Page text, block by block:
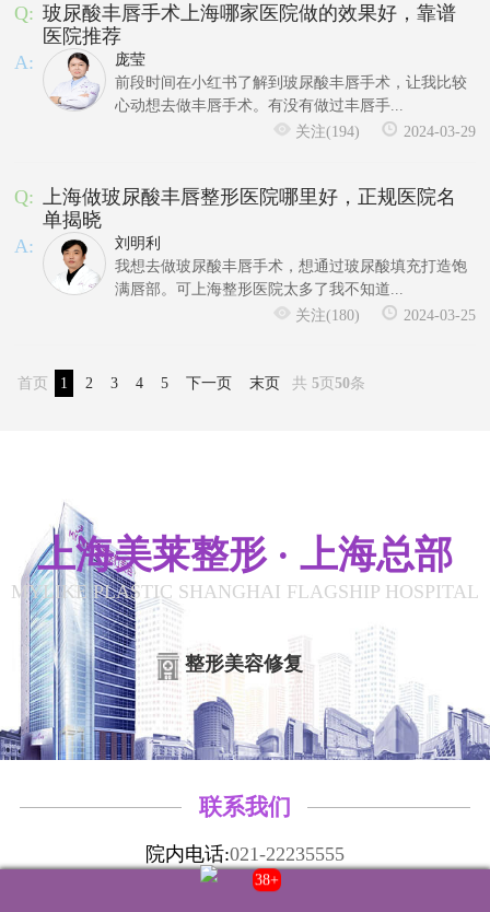
Q: 玻尿酸丰唇手术上海哪家医院做的效果好，靠谱
医院推荐
A:
庞莹
前段时间在小红书了解到玻尿酸丰唇手术，让我比较
心动想去做丰唇手术。有没有做过丰唇手...
关注(194)
2024-03-29
Q:
上海做玻尿酸丰唇整形医院哪里好，正规医院名
单揭晓
A:
刘明利
我想去做玻尿酸丰唇手术，想通过玻尿酸填充打造饱
满唇部。可上海整形医院太多了我不知道...
关注(180)
2024-03-25
首页 1 2 3 4 5 下一页 末页 共5页50条
上海美莱整形 · 上海总部
MYLIKE PLASTIC SHANGHAI FLAGSHIP HOSPITAL
整形美容修复
联系我们
院内电话:021-22235555
门诊时间:
8:00-20:00
38+